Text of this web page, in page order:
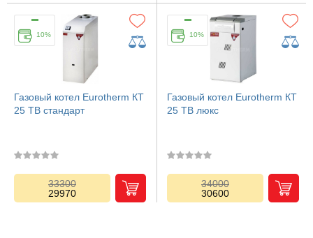
10%
Газовый котел Eurotherm КТ
25 TB стандарт
33300
29970
10%
Газовый котел Eurotherm КТ
25 TB люкс
34000
30600